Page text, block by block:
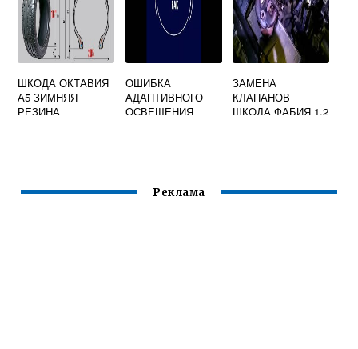
ШКОДА ОКТАВИЯ
А5 ЗИМНЯЯ
РЕЗИНА
ОШИБКА
АДАПТИВНОГО
ОСВЕЩЕНИЯ
ЗАМЕНА
КЛАПАНОВ
ШКОДА ФАБИЯ 1.2
Реклама